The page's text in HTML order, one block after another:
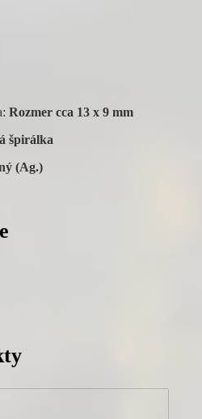
Rozmer cca 13 x 9 mm
špirálka
(Ag.)